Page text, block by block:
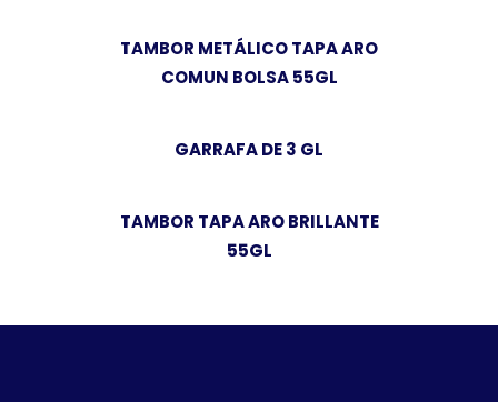
TAMBOR METÁLICO TAPA ARO
COMUN BOLSA 55GL
GARRAFA DE 3 GL
TAMBOR TAPA ARO BRILLANTE
55GL